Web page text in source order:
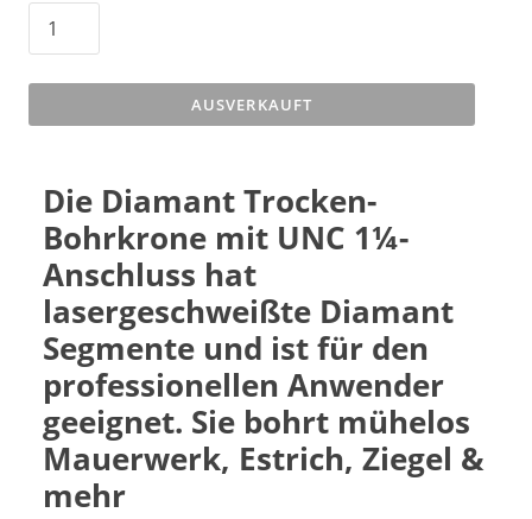
AUSVERKAUFT
Die Diamant Trocken-
Bohrkrone mit UNC 1¼-
Anschluss hat
lasergeschweißte Diamant
Segmente und ist für den
professionellen Anwender
geeignet. Sie bohrt mühelos
Mauerwerk, Estrich, Ziegel &
mehr